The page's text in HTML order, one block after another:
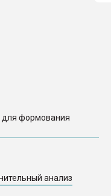
для формования
анализ